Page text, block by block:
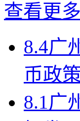
查看更
8.4广
币政策
8.1广